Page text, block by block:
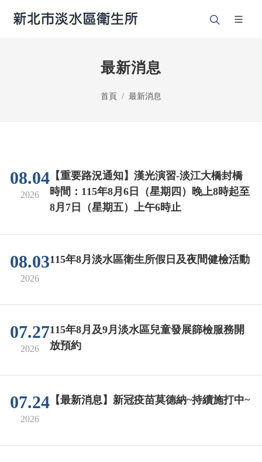
最新消息
首頁 最新消息
08.04
2026
【重要路況通知】漢光演習-淡江大橋封橋
時間：115年8月6日（星期四）晚上8時起至
8月7日（星期五）上午6時止
08.03
2026
115年8月淡水區衛生所假日及夜間健檢活動
07.27
2026
115年8月及9月淡水區兒童發展篩檢服務開
放預約
07.24
2026
【最新消息】新冠疫苗莫德納~持續施打中~